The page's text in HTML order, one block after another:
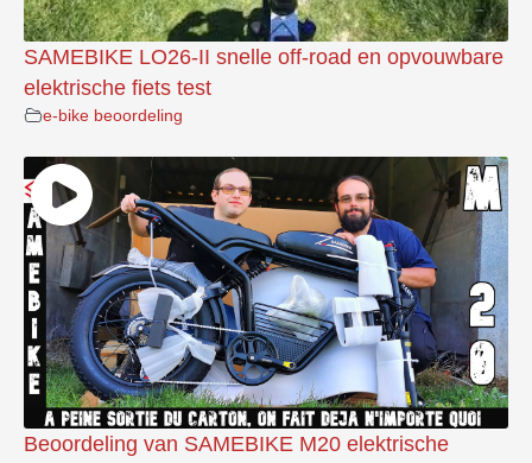
SAMEBIKE LO26-II snelle off-road en opvouwbare
elektrische fiets test
e-bike beoordeling
Beoordeling van SAMEBIKE M20 elektrische